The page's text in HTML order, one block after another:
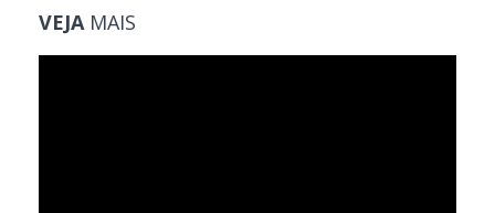
VEJA MAIS